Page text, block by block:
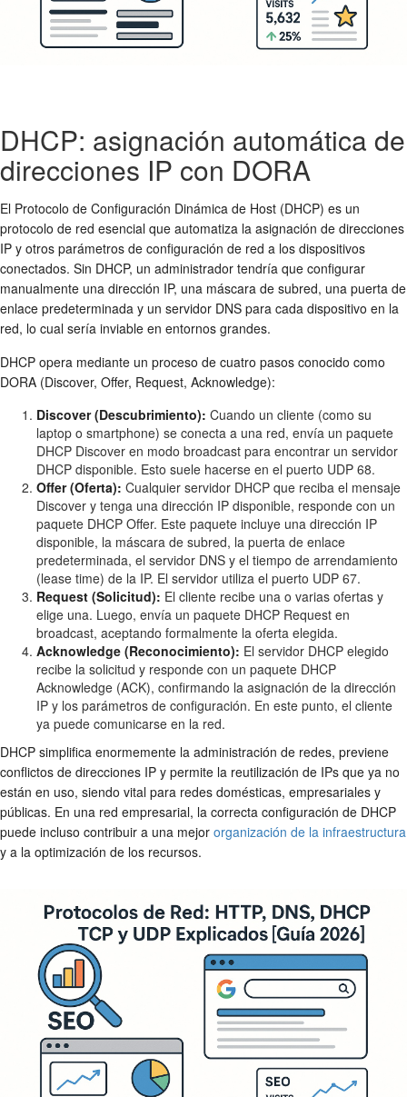
DHCP: asignación automática de
direcciones IP con DORA
El Protocolo de Configuración Dinámica de Host (DHCP) es un
protocolo de red esencial que automatiza la asignación de direcciones
IP y otros parámetros de configuración de red a los dispositivos
conectados. Sin DHCP, un administrador tendría que configurar
manualmente una dirección IP, una máscara de subred, una puerta de
enlace predeterminada y un servidor DNS para cada dispositivo en la
red, lo cual sería inviable en entornos grandes.
DHCP opera mediante un proceso de cuatro pasos conocido como
DORA (Discover, Offer, Request, Acknowledge):
Discover (Descubrimiento): Cuando un cliente (como su
laptop o smartphone) se conecta a una red, envía un paquete
DHCP Discover en modo broadcast para encontrar un servidor
DHCP disponible. Esto suele hacerse en el puerto UDP 68.
Offer (Oferta): Cualquier servidor DHCP que reciba el mensaje
Discover y tenga una dirección IP disponible, responde con un
paquete DHCP Offer. Este paquete incluye una dirección IP
disponible, la máscara de subred, la puerta de enlace
predeterminada, el servidor DNS y el tiempo de arrendamiento
(lease time) de la IP. El servidor utiliza el puerto UDP 67.
Request (Solicitud): El cliente recibe una o varias ofertas y
elige una. Luego, envía un paquete DHCP Request en
broadcast, aceptando formalmente la oferta elegida.
Acknowledge (Reconocimiento): El servidor DHCP elegido
recibe la solicitud y responde con un paquete DHCP
Acknowledge (ACK), confirmando la asignación de la dirección
IP y los parámetros de configuración. En este punto, el cliente
ya puede comunicarse en la red.
DHCP simplifica enormemente la administración de redes, previene
conflictos de direcciones IP y permite la reutilización de IPs que ya no
están en uso, siendo vital para redes domésticas, empresariales y
públicas. En una red empresarial, la correcta configuración de DHCP
puede incluso contribuir a una mejor organización de la infraestructura
y a la optimización de los recursos.